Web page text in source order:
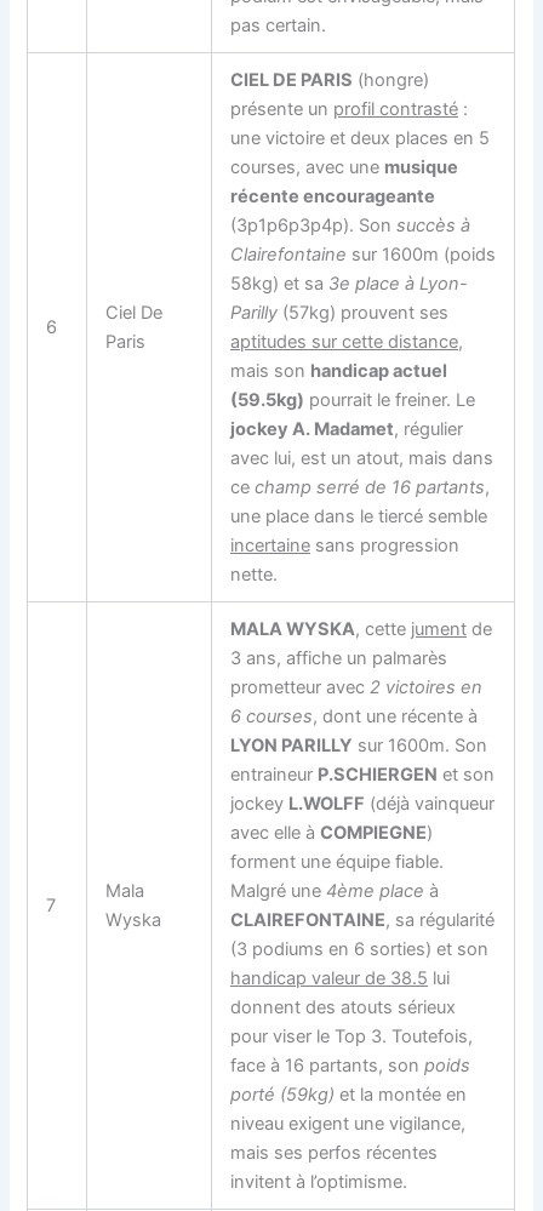
pas certain.
6
Ciel De
Paris
CIEL DE PARIS (hongre)
présente un profil contrasté :
une victoire et deux places en 5
courses, avec une musique
récente encourageante
(3p1p6p3p4p). Sonsuccès à
Clairefontaine sur 1600m (poids
58kg) et sa 3e place à Lyon-
Parilly (57kg) prouvent ses
aptitudes sur cette distance,
mais son handicap actuel
(59.5kg) pourrait le freiner. Le
jockey A. Madamet, régulier
avec lui, est un atout, mais dans
cechamp serré de 16 partants,
une place dans le tiercé semble
incertaine sans progression
nette.
7
Mala
Wyska
MALA WYSKA, cette jument de
3 ans, affiche un palmarès
prometteur avec2 victoires en
6 courses, dont une récente à
LYON PARILLY sur 1600m. Son
entraineur P.SCHIERGEN et son
jockey L.WOLFF (déjà vainqueur
avec elle àCOMPIEGNE)
forment une équipe fiable.
Malgré une4ème place à
CLAIREFONTAINE, sa régularité
(3 podiums en 6 sorties) et son
handicap valeur de 38.5 lui
donnent des atouts sérieux
pour viser le Top 3. Toutefois,
face à 16 partants, sonpoids
porté (59kg) et la montée en
niveau exigent une vigilance,
mais ses perfos récentes
invitent à l’optimisme.